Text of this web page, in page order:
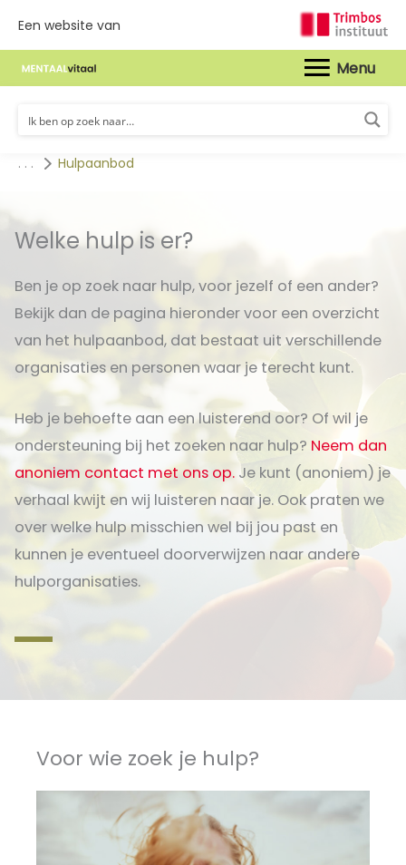
Een website van
. . . Hulpaanbod
Welke hulp is er?
Ben je op zoek naar hulp, voor jezelf of een ander?
Bekijk dan de pagina hieronder voor een overzicht
van het hulpaanbod, dat bestaat uit verschillende
organisaties en personen waar je terecht kunt.
Heb je behoefte aan een luisterend oor? Of wil je
ondersteuning bij het zoeken naar hulp? Neem dan
anoniem contact met ons op. Je kunt (anoniem) je
verhaal kwijt en wij luisteren naar je. Ook praten we
over welke hulp misschien wel bij jou past en
kunnen je eventueel doorverwijzen naar andere
hulporganisaties.
Voor wie zoek je hulp?